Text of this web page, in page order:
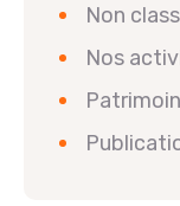
Non
Nos